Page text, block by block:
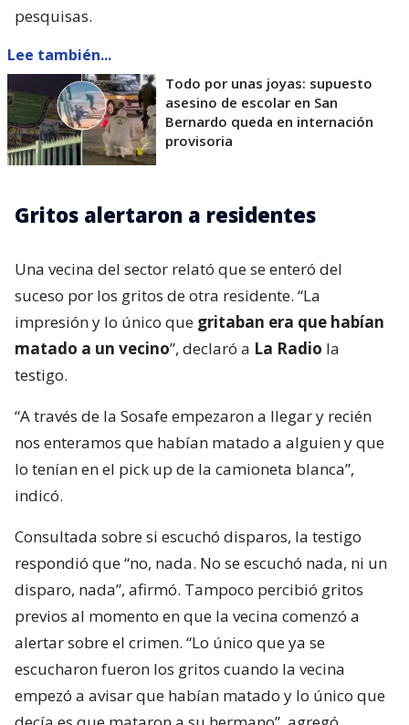
Gritos alertaron a residentes
Una vecina del sector relató que se enteró del
suceso por los gritos de otra residente. “La
matado a un vecino”, declaró a La Radio
“A través de la Sosafe empezaron a llegar y recién
nos enteramos que habían matado a alguien y que
lo tenían en el pick up de la camioneta blanca”,
respondió que “no, nada. No se escuchó nada, ni un
disparo, nada”, afirmó. Tampoco percibió gritos
previos al momento en que la vecina comenzó a
escucharon fueron los gritos cuando la vecina
empezó a avisar que habían matado y lo único que
decía es que mataron a su hermano”, agregó.
Homicidio en La Cisterna
La testigo describió el barrio como un lugar
tranquilo y manifestó su sorpresa ante lo ocurrido.